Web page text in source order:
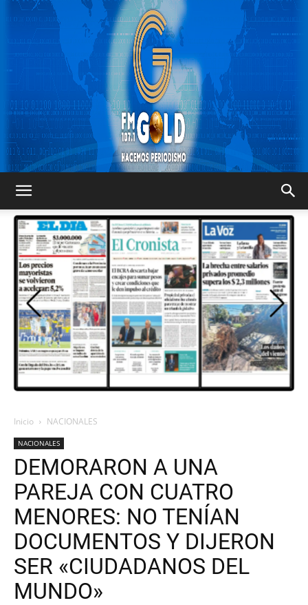
GOLD
ORAN
107.1
Inicio NACIONALES
NACIONALES
DEMORARON A UNA
PAREJA CON CUATRO
MENORES: NO TENÍAN
DOCUMENTOS Y DIJERON
SER «CIUDADANOS DEL
MUNDO»